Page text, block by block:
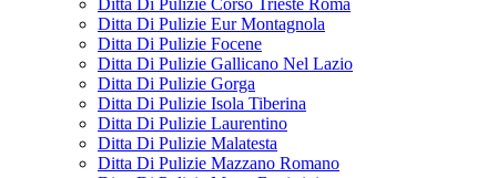
Ditta Di Pulizie Eur Montagnola
Ditta Di Pulizie Focene
Ditta Di Pulizie Gallicano Nel Lazio
Ditta Di Pulizie Gorga
Ditta Di Pulizie Isola Tiberina
Ditta Di Pulizie Laurentino
Ditta Di Pulizie Malatesta
Ditta Di Pulizie Mazzano Romano